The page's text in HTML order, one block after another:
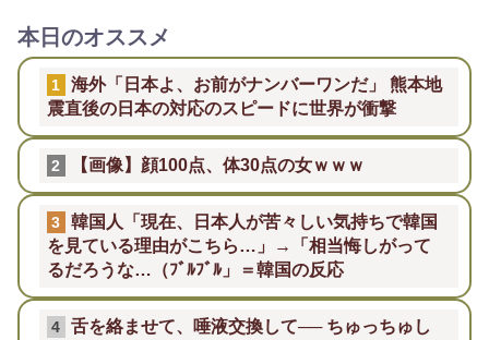
本日のオススメ
1
海外「日本よ、お前がナンバーワンだ」 熊本地
震直後の日本の対応のスピードに世界が衝撃
2 【画像】顔100点、体30点の女ｗｗｗ
3
韓国人「現在、日本人が苦々しい気持ちで韓国
を見ている理由がこちら…」→「相当悔しがって
るだろうな…（ﾌﾞﾙﾌﾞﾙ」＝韓国の反応
4
舌を絡ませて、唾液交換して── ちゅっちゅし